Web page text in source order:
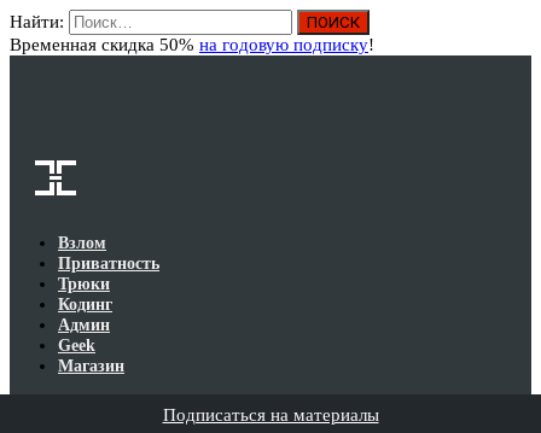
Найти:
Временная скидка 50% на годовую подписку!
Взлом
Приватность
Трюки
Кодинг
Админ
Geek
Магазин
Подписаться на материалы